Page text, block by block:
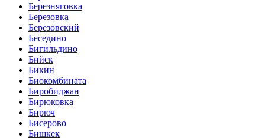
Березняговка
Березовка
Березовский
Беседино
Бигильдино
Бийск
Бикин
Биокомбината
Биробиджан
Бирюковка
Бирюч
Бисерово
Бишкек